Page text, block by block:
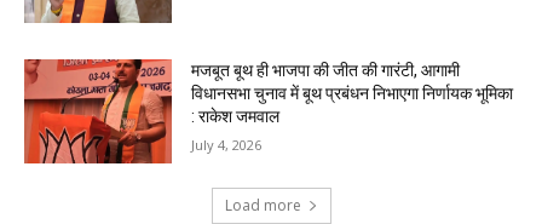
मजबूत बूथ ही भाजपा की जीत की गारंटी, आगामी
विधानसभा चुनाव में बूथ प्रबंधन निभाएगा निर्णायक भूमिका
: राकेश जमवाल
July 4, 2026
Load more